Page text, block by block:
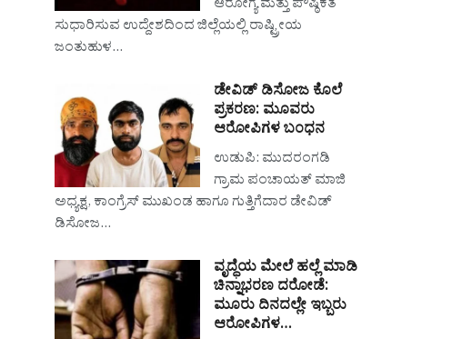
ಆರೋಗ್ಯ ಮತ್ತು ಪೌಷ್ಠಿಕತೆ
ಸುಧಾರಿಸುವ ಉದ್ದೇಶದಿಂದ ಜಿಲ್ಲೆಯಲ್ಲಿ ರಾಷ್ಟ್ರೀಯ
ಜಂತುಹುಳ…
ಡೇವಿಡ್ ಡಿಸೋಜ ಕೊಲೆ
ಪ್ರಕರಣ: ಮೂವರು
ಆರೋಪಿಗಳ ಬಂಧನ
ಉಡುಪಿ: ಮುದರಂಗಡಿ
ಗ್ರಾಮ ಪಂಚಾಯತ್ ಮಾಜಿ
ಅಧ್ಯಕ್ಷ, ಕಾಂಗ್ರೆಸ್ ಮುಖಂಡ ಹಾಗೂ ಗುತ್ತಿಗೆದಾರ ಡೇವಿಡ್
ಡಿಸೋಜ…
ವೃದ್ಧೆಯ ಮೇಲೆ ಹಲ್ಲೆ ಮಾಡಿ
ಚಿನ್ನಾಭರಣ ದರೋಡೆ:
ಮೂರು ದಿನದಲ್ಲೇ ಇಬ್ಬರು
ಆರೋಪಿಗಳ…